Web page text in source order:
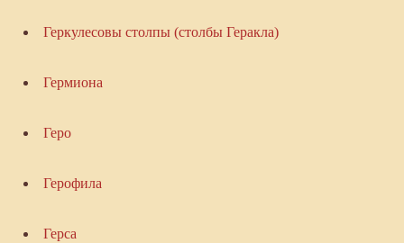
Геркулесовы столпы (столбы Геракла)
Гермиона
Геро
Герофила
Герса